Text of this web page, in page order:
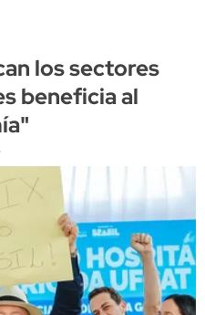
los sectores
beneficia al